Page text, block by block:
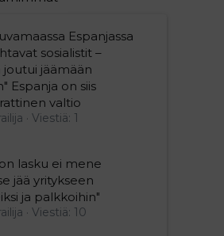
Espanjassa
sosialistit –
joutui jäämään
Espanja on siis
valtio
Viestiä: 1
lasku ei mene
jää yritykseen
ja palkkoihin"
Viestiä: 10